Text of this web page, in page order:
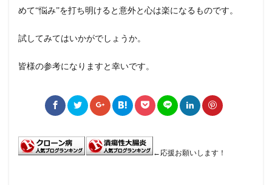
めて“悩み”を打ち明けると意外と心は楽になるものです。
試してみてはいかがでしょうか。
皆様の参考になりますと幸いです。
←応援お願いします！